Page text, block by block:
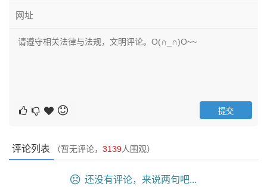
评论列表 （暂无评论， 3139人围观）
还没有评论，来说两句吧...